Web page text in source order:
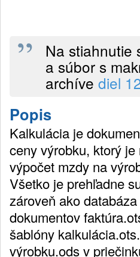
Na stiahnutie
a súbor s
archíve diel
Popis
Kalkulácia je
ceny výrobku, ktorý
výpočet mzdy na
Všetko je prehľadne
zároveň ako
dokumentov
šablóny
výrobku.ods v